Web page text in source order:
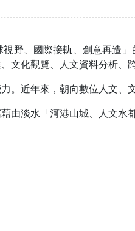
野、國際接軌、創意再造
化觀覽、人文資料分析、
。近年來，朝向數位人文、
淡水「河港山城、人文水